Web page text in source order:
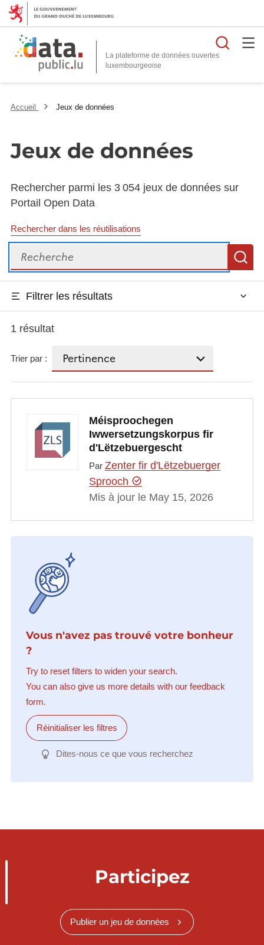
La plateforme de données ouvertes
Accueil Jeux de données
Jeux de données
Rechercher parmi les 3 054 jeux de données sur
Portail Open Data
Rechercher dans les réutilisations
Recherche
Filtrer les résultats
1 résultat
Trier par :
Méisproochegen
Iwwersetzungskorpus fir
d'Lëtzebuergescht
Par Zenter fir d'Lëtzebuerger
Sprooch
Mis à jour le May 15, 2026
Vous n'avez pas trouvé votre bonheur
?
Try to reset filters to widen your search.
You can also give us more details with our feedback
form.
Réinitialiser les filtres
Dites-nous ce que vous recherchez
Participez
Publier un jeu de données